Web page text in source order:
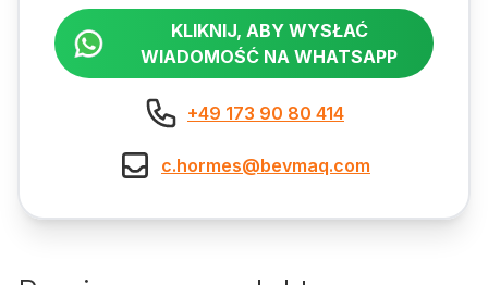
KLIKNIJ, ABY WYSŁAĆ
WIADOMOŚĆ NA WHATSAPP
+49 173 90 80 414
c.hormes@bevmaq.com